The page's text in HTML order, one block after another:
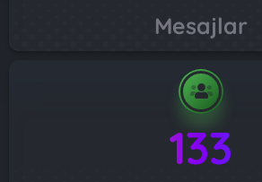
Mesajlar
133